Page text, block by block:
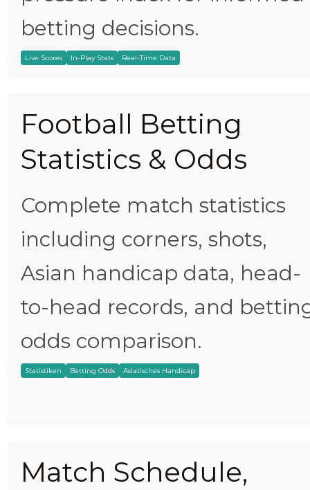
betting decisions.
Live Scores In-Play Stats Real-Time Data
Football Betting
Statistics & Odds
Complete match statistics
including corners, shots,
Asian handicap data, head-
to-head records, and
odds comparison.
Statistiken Betting Odds Asiatisches Handicap
Match Schedule,